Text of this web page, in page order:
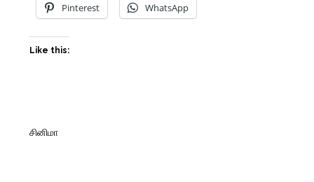
Pinterest WhatsApp
Like this:
சினிமா